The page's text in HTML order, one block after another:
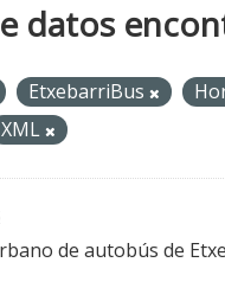
datos
EtxebarriBus
XML
de autobús de